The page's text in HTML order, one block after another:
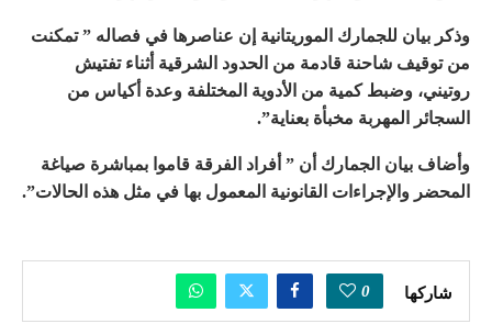
وذكر بيان للجمارك الموريتانية إن عناصرها في فصاله ” تمكنت
من توقيف شاحنة قادمة من الحدود الشرقية أثناء تفتيش
روتيني، وضبط كمية من الأدوية المختلفة وعدة أكياس من
السجائر المهربة مخبأة بعناية”.
وأضاف بيان الجمارك أن ” أفراد الفرقة قاموا بمباشرة صياغة
المحضر والإجراءات القانونية المعمول بها في مثل هذه الحالات”.
شاركها 0